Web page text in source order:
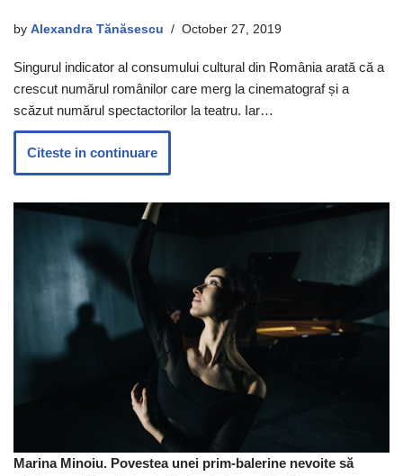
by Alexandra Tănăsescu October 27, 2019
Singurul indicator al consumului cultural din România arată că a
crescut numărul românilor care merg la cinematograf și a
scăzut numărul spectactorilor la teatru. Iar…
Citeste in continuare
Marina Minoiu. Povestea unei prim-balerine nevoite să